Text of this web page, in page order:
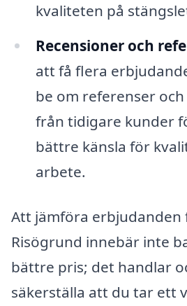
kvaliteten på
Recensioner och
att få flera
be om referenser
från tidigare kunder
bättre känsla för
arbete.
Att jämföra erbjudanden
Risögrund innebär inte
bättre pris; det handlar
säkerställa att du tar ett